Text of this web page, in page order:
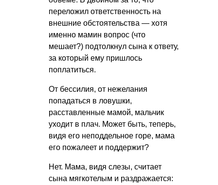
переложил ответственность на
внешние обстоятельства — хотя
именно мамин вопрос (что
мешает?) подтолкнул сына к ответу,
за который ему пришлось
поплатиться.
От бессилия, от нежелания
попадаться в ловушки,
расставленные мамой, мальчик
уходит в плач. Может быть, теперь,
видя его неподдельное горе, мама
его пожалеет и поддержит?
Нет. Мама, видя слезы, считает
сына мягкотелым и раздражается: